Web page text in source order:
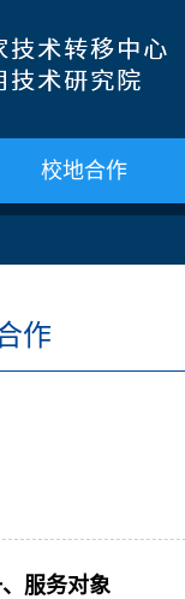
校地合作
作
服务对象